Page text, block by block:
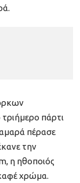
πάρτι
πέρασε
την
η ηθοποιός
χρώμα.